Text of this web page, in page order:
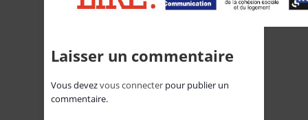
Laisser un commentaire
Vous devezvous connecter pour publier un
commentaire.